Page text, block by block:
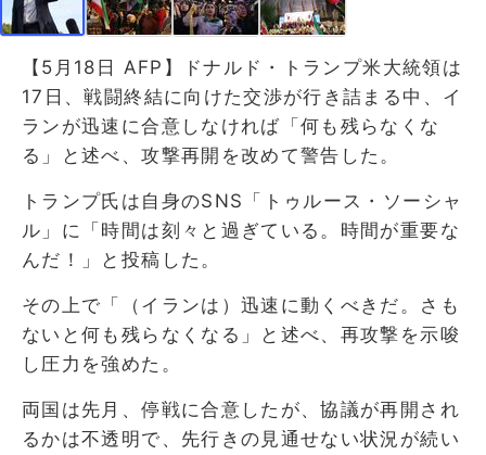
【5月18日 AFP】ドナルド・トランプ米大統領は
17日、戦闘終結に向けた交渉が行き詰まる中、イ
ランが迅速に合意しなければ「何も残らなくな
る」と述べ、攻撃再開を改めて警告した。
トランプ氏は自身のSNS「トゥルース・ソーシャ
ル」に「時間は刻々と過ぎている。時間が重要な
んだ！」と投稿した。
その上で「（イランは）迅速に動くべきだ。さも
ないと何も残らなくなる」と述べ、再攻撃を示唆
し圧力を強めた。
両国は先月、停戦に合意したが、協議が再開され
るかは不透明で、先行きの見通せない状況が続い